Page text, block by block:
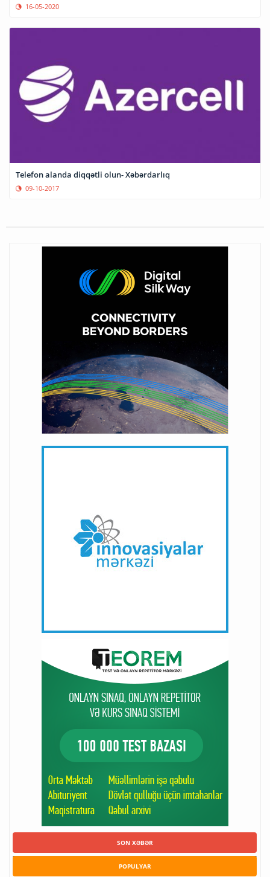
16-05-2020
Telefon alanda diqqətli olun- Xəbərdarlıq
09-10-2017
SON XƏBƏR
POPULYAR